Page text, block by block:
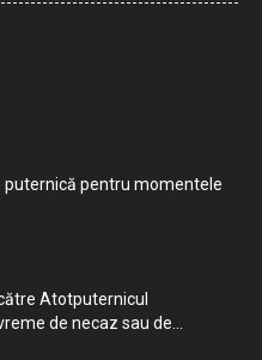
puternică pentru momentele
Atotputernicul
de necaz sau de...